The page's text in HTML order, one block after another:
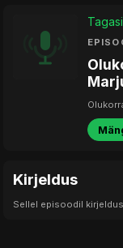
Kirjeldus
Sellel episoodil